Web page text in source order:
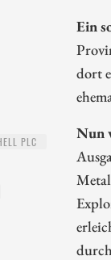
PLC
Ein
dort
Nun